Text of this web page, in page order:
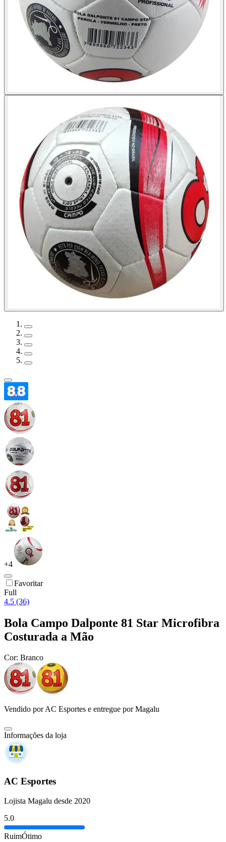
+4
Favoritar
Full
4.5 (36)
Bola Campo Dalponte 81 Star Microfibra
Costurada a Mão
Cor: Branco
Vendido porAC Esportes e entregue por Magalu
Informações da loja
AC Esportes
Lojista Magalu desde 2020
5.0
RuimÓtimo